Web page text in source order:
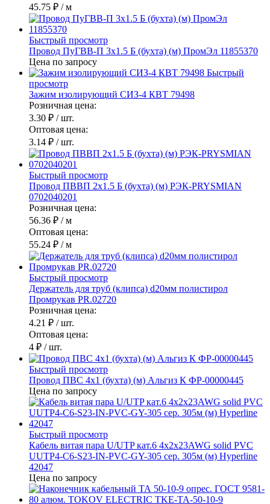
45.75 ₽ / м
Быстрый просмотр
Провод ПуГВВ-П 3х1.5 Б (бухта) (м) ПромЭл 11855370
Цена по запросу
Быстрый
просмотр
Зажим изолирующий СИЗ-4 КВТ 79498
Розничная цена:
3.30 ₽ / шт.
Оптовая цена:
3.14 ₽ / шт.
Быстрый просмотр
Провод ПВВП 2х1.5 Б (бухта) (м) РЭК-PRYSMIAN
0702040201
Розничная цена:
56.36 ₽ / м
Оптовая цена:
55.24 ₽ / м
Быстрый просмотр
Держатель для труб (клипса) d20мм полистирол
Промрукав PR.02720
Розничная цена:
4.21 ₽ / шт.
Оптовая цена:
4 ₽ / шт.
Быстрый просмотр
Провод ПВС 4х1 (бухта) (м) Альгиз К ФР-00000445
Цена по запросу
Быстрый просмотр
Кабель витая пара U/UTP кат.6 4х2х23AWG solid PVC
UUTP4-C6-S23-IN-PVC-GY-305 сер. 305м (м) Hyperline
42047
Цена по запросу